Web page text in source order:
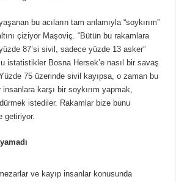
bu acıların tam anlamıyla “soykırım”
çiziyor Maşoviç. “Bütün bu rakamlara
yüzde 87’si sivil, sadece yüzde 13 asker”
istatistikler Bosna Hersek’e nasıl bir savaş
75 üzerinde sivil kayıpsa, o zaman bu
karşı bir soykırım yapmak,
istediler. Rakamlar bize bunu
getiriyor.
ve kayıp insanlar konusunda